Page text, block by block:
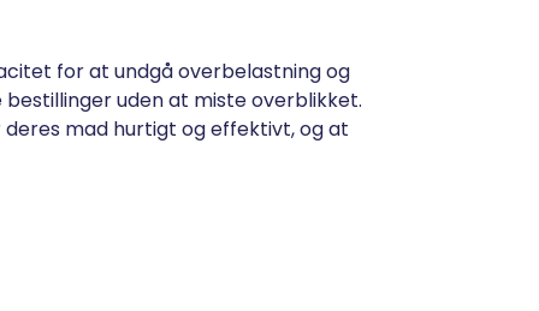
for at undgå overbelastning og
uden at miste overblikket.
mad hurtigt og effektivt, og at